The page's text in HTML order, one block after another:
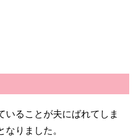
いることが夫にばれてしま
りました。